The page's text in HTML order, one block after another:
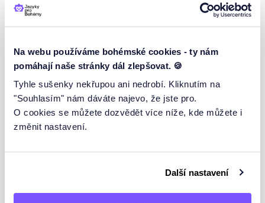
Na webu používáme bohémské cookies - ty nám
pomáhají naše stránky dál zlepšovat. 🍪
Tyhle sušenky nekřupou ani nedrobí. Kliknutím na
"Souhlasím" nám dáváte najevo, že jste pro.
O cookies se můžete dozvědět více níže, kde můžete i
změnit nastavení.
Další nastavení
10. Chtěl bych vám představit moje přátele. Ich
möchte euch meine ____ vorstellen.
ihre Geschwindigkeit zu reduzieren.
n
Opravit test